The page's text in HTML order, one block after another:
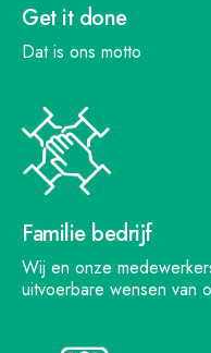
Get it done
Dat is ons motto
Familie bedrijf
Wij en onze
uitvoerbare wensen van